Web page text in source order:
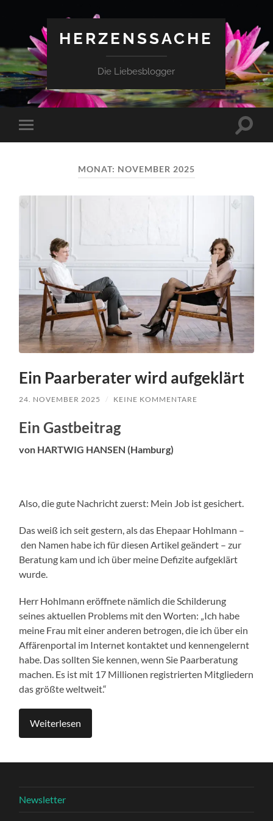
HERZENSSACHE
Die Liebesblogger
Mobile-
Menü
MONAT: NOVEMBER 2025
Ein Paarberater wird aufgeklärt
24. NOVEMBER 2025 / KEINE KOMMENTARE
Ein Gastbeitrag
von HARTWIG HANSEN (Hamburg)
Also, die gute Nachricht zuerst: Mein Job ist gesichert.
Das weiß ich seit gestern, als das Ehepaar Hohlmann –
den Namen habe ich für diesen Artikel geändert – zur
Beratung kam und ich über meine Defizite aufgeklärt
wurde.
Herr Hohlmann eröffnete nämlich die Schilderung
seines aktuellen Problems mit den Worten: „Ich habe
meine Frau mit einer anderen betrogen, die ich über ein
Affärenportal im Internet kontaktet und kennengelernt
habe. Das sollten Sie kennen, wenn Sie Paarberatung
machen. Es ist mit 17 Millionen registrierten Mitgliedern
das größte weltweit.“
Weiterlesen
Newsletter